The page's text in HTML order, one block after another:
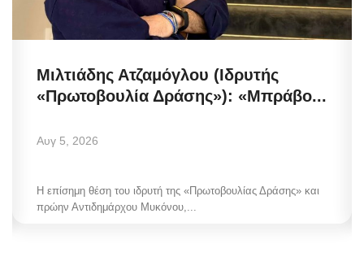
Μιλτιάδης Ατζαμόγλου (Ιδρυτής
«Πρωτοβουλία Δράσης»): «Μπράβο...
Αυγ 5, 2026
Η επίσημη θέση του ιδρυτή της «Πρωτοβουλίας Δράσης» και
πρώην Αντιδημάρχου Μυκόνου,...